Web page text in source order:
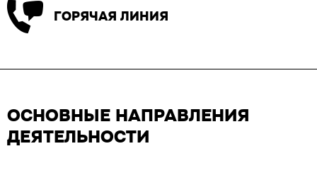
ГОРЯЧАЯ ЛИНИЯ
ОСНОВНЫЕ НАПРАВЛЕНИЯ
ДЕЯТЕЛЬНОСТИ